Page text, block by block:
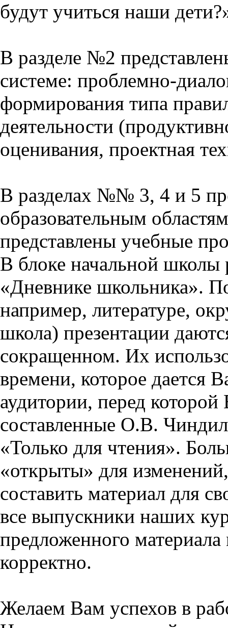
будут учиться наши
В разделе №2
системе: проблемно-
формирования типа
деятельности
оценивания, проектная
В разделах №№ 3, 4 и 5
образовательным
представлены учебные
В блоке начальной школы
«Дневнике школьника».
например, литературе,
школа) презентации
сокращенном. Их
времени, которое дается
аудитории, перед
составленные О.В.
«Только для чтения».
«открыты» для
составить материал для
все выпускники наших
предложенного
корректно.
Желаем Вам успехов в